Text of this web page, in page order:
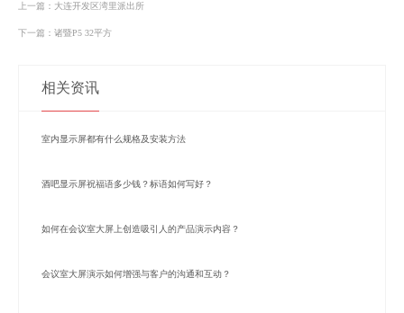
上一篇：大连开发区湾里派出所
下一篇：诸暨P5 32平方
相关资讯
室内显示屏都有什么规格及安装方法
酒吧显示屏祝福语多少钱？标语如何写好？
如何在会议室大屏上创造吸引人的产品演示内容？
会议室大屏演示如何增强与客户的沟通和互动？